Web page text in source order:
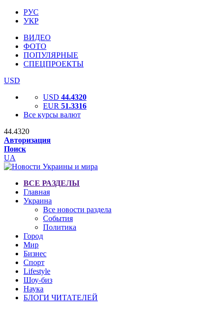
РУС
УКР
ВИДЕО
ФОТО
ПОПУЛЯРНЫЕ
СПЕЦПРОЕКТЫ
USD
USD 44.4320
EUR 51.3316
Все курсы валют
44.4320
Авторизация
Поиск
UA
ВСЕ РАЗДЕЛЫ
Главная
Украина
Все новости раздела
События
Политика
Город
Мир
Бизнес
Спорт
Lifestyle
Шоу-биз
Наука
БЛОГИ ЧИТАТЕЛЕЙ